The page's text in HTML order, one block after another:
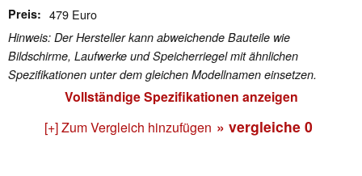
Preis 479 Euro
Hinweis: Der Hersteller kann abweichende Bauteile wie
Bildschirme, Laufwerke und Speicherriegel mit ähnlichen
Spezifikationen unter dem gleichen Modellnamen einsetzen.
Vollständige Spezifikationen anzeigen
[+] Zum Vergleich hinzufügen » vergleiche 0